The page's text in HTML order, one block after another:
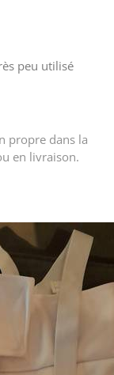
peu utilisé
propre dans la
en livraison.